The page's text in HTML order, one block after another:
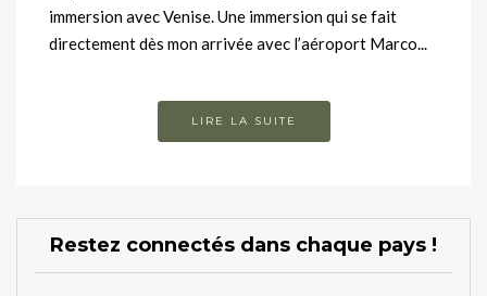
immersion avec Venise. Une immersion qui se fait
directement dès mon arrivée avec l’aéroport Marco...
LIRE LA SUITE
Restez connectés dans chaque pays !